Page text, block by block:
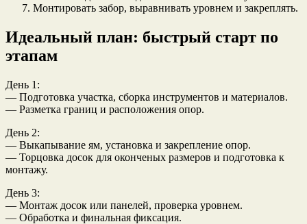
Монтировать забор, выравнивать уровнем и закреплять.
Идеальный план: быстрый старт по
этапам
День 1:
— Подготовка участка, сборка инструментов и материалов.
— Разметка границ и расположения опор.
День 2:
— Выкапывание ям, установка и закрепление опор.
— Торцовка досок для оконченых размеров и подготовка к
монтажу.
День 3:
— Монтаж досок или панелей, проверка уровнем.
— Обработка и финальная фиксация.